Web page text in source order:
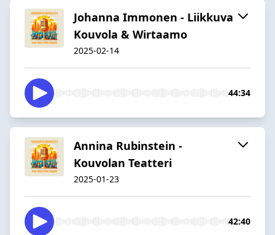
Johanna Immonen - Liikkuva
Kouvola & Wirtaamo
2025-02-14
44:34
Annina Rubinstein -
Kouvolan Teatteri
2025-01-23
42:40